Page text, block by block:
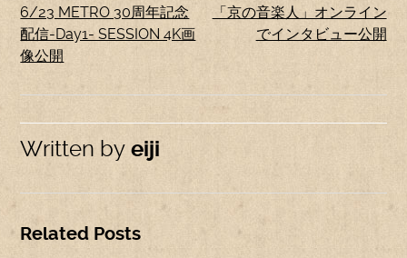
6/23 METRO 30周年記念
配信-Day1- SESSION 4K画
像公開
「京の音楽人」オンライン
でインタビュー公開
Written by eiji
Related Posts